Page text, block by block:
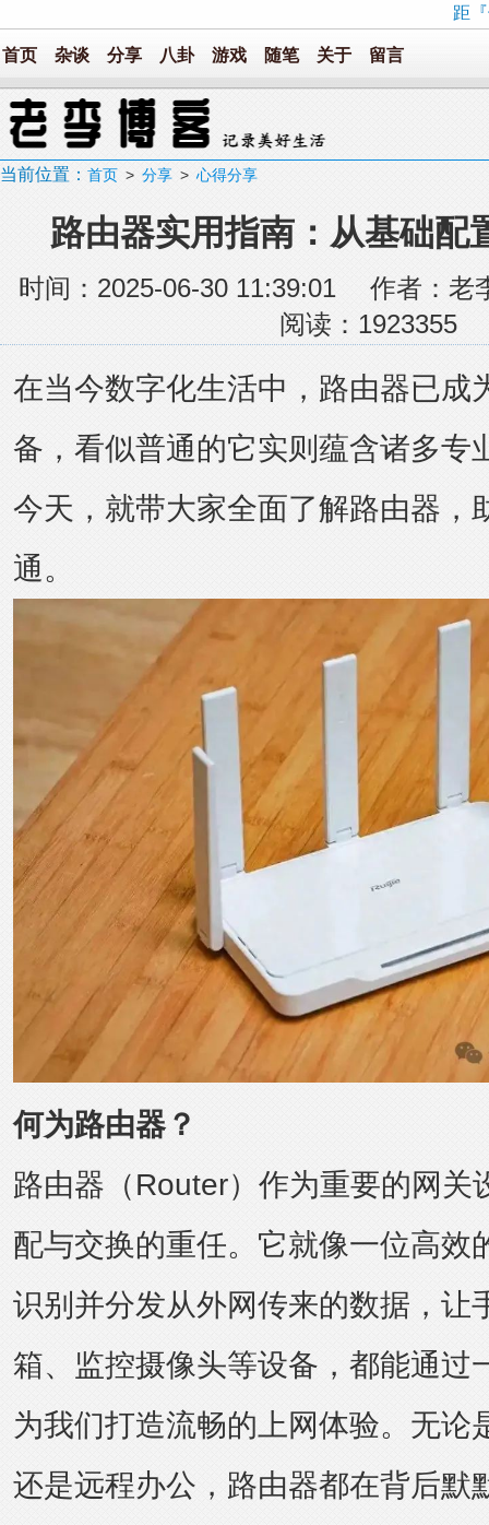
距
首页 杂谈 分享 八卦 游戏 随笔 关于 留言
当前位置： 首页 > 分享 > 心得分享
路由器实用指南：从基础配
时间：2025-06-30 11:39:01 作者：
阅读： 1923355
在当今数字化生活中，路由器已成
备，看似普通的它实则蕴含诸多专
今天，就带大家全面了解路由器，
通。
何为路由器？
路由器（Router）作为重要的网关
配与交换的重任。它就像一位高效
识别并分发从外网传来的数据，让
箱、监控摄像头等设备，都能通过
为我们打造流畅的上网体验。无论
还是远程办公，路由器都在背后默